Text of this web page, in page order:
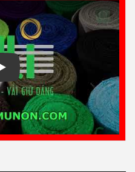
Play